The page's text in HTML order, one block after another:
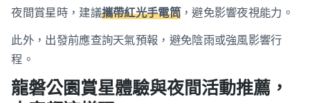
夜間賞星時，建議攜帶紅光手電筒，避免影響夜視能力。
此外，出發前應查詢天氣預報，避免陰雨或強風影響行
程。
龍磐公園賞星體驗與夜間活動推薦，